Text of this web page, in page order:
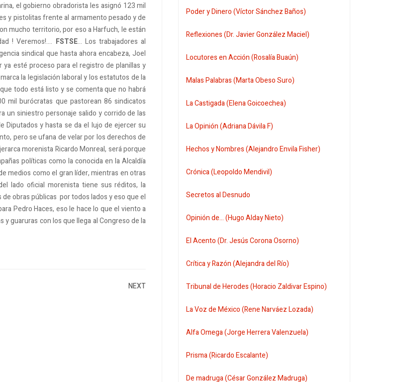
el gobierno obradorista les asignó 123 mil
y pistolitas frente al armamento pesado y de
mucho territorio, por eso a Harfuch, le están
! Veremos!.... FSTSE... Los trabajadores al
sindical que hasta ahora encabeza, Joel
esté proceso para el registro de planillas y
la legislación laboral y los estatutos de la
todo está listo y se comenta que no habrá
mil burócratas que pastorean 86 sindicatos
un siniestro personaje salido y corrido de las
Diputados y hasta se da el lujo de ejercer su
pero se ufana de velar por los derechos de
morenista Ricardo Monreal, será porque
políticas como la conocida en la Alcaldía
medios como el gran líder, mientras en otras
lado oficial morenista tiene sus réditos, la
obras públicas por todos lados y eso que el
Pedro Haces, eso le hace lo que el viento a
guaruras con los que llega al Congreso de la
NEXT
Poder y Dinero (Víctor Sánchez Baños)
Reflexiones (Dr. Javier González Maciel)
Locutores en Acción (Rosalía Buaún)
Malas Palabras (Marta Obeso Suro)
La Castigada (Elena Goicoechea)
La Opinión (Adriana Dávila F)
Hechos y Nombres (Alejandro Envila Fisher)
Crónica (Leopoldo Mendivil)
Secretos al Desnudo
Opinión de... (Hugo Alday Nieto)
El Acento (Dr. Jesús Corona Osorno)
Crítica y Razón (Alejandra del Río)
Tribunal de Herodes (Horacio Zaldivar Espino)
La Voz de México (Rene Narváez Lozada)
Alfa Omega (Jorge Herrera Valenzuela)
Prisma (Ricardo Escalante)
De madruga (César González Madruga)